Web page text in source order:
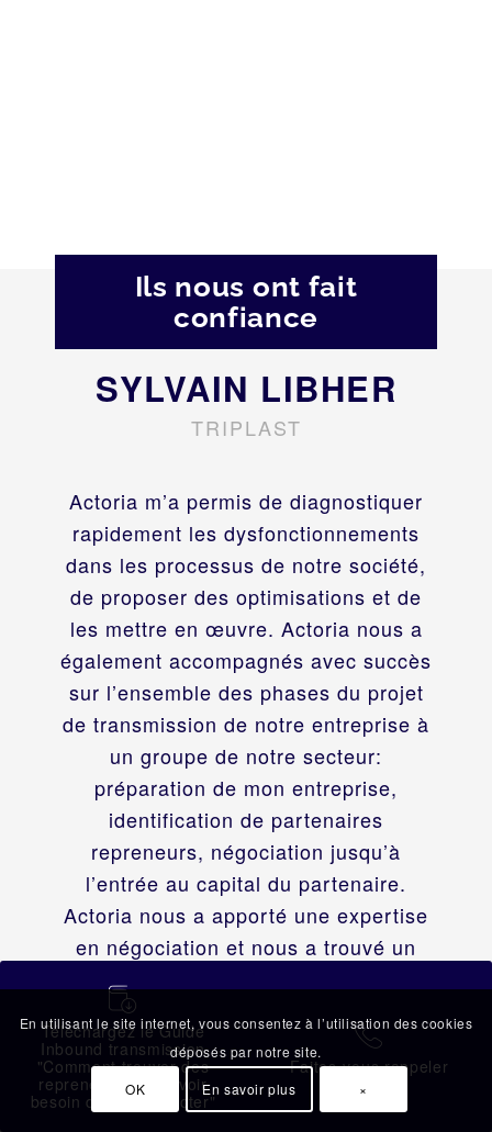
Ils nous ont fait
confiance
Actoria m’a permis de diagnostiquer
rapidement les dysfonctionnements
dans les processus de notre société,
de proposer des optimisations et de
les mettre en œuvre. Actoria nous a
également accompagnés avec succès
sur l’ensemble des phases du projet
de transmission de notre entreprise à
un groupe de notre secteur:
préparation de mon entreprise,
identification de partenaires
repreneurs, négociation jusqu’à
l’entrée au capital du partenaire.
Actoria nous a apporté une expertise
en négociation et nous a trouvé un
SYLVAIN LIBHER
TRIPLAST
蠟
Téléchargez le Guide
Inbound transmission
"Comment trouver des
repreneurs sans avoir
besoin de les contacter"
拉
Faites-vous rappeler
En utilisant le site internet, vous consentez à l’utilisation des cookies
déposés par notre site.
OK En savoir plus ×